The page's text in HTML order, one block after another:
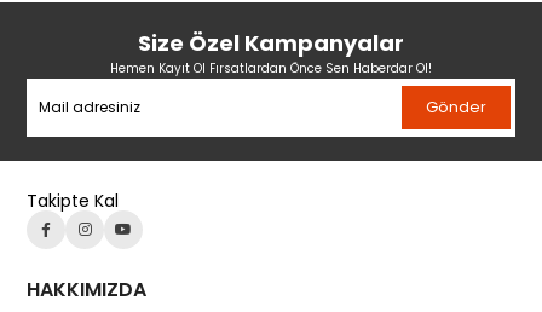
Size Özel Kampanyalar
Hemen Kayıt Ol Fırsatlardan Önce Sen Haberdar Ol!
Gönder
Takipte Kal
HAKKIMIZDA